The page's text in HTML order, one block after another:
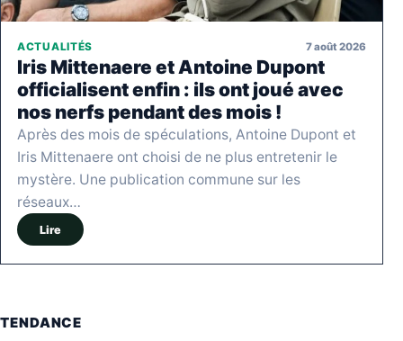
ACTUALITÉS 7 août 2026
Iris Mittenaere et Antoine Dupont
officialisent enfin : ils ont joué avec
nos nerfs pendant des mois !
Après des mois de spéculations, Antoine Dupont et
Iris Mittenaere ont choisi de ne plus entretenir le
mystère. Une publication commune sur les
réseaux…
Lire
TENDANCE